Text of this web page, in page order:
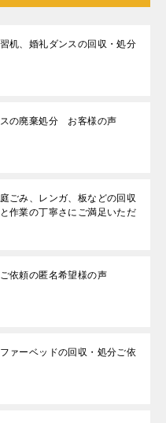
机、婚礼ダンスの回収・処分
の廃棄処分 お客様の声
ごみ、レンガ、板などの回収
作業の丁寧さにご満足いただ
依頼の匿名希望様の声
ァーベッドの回収・処分ご依